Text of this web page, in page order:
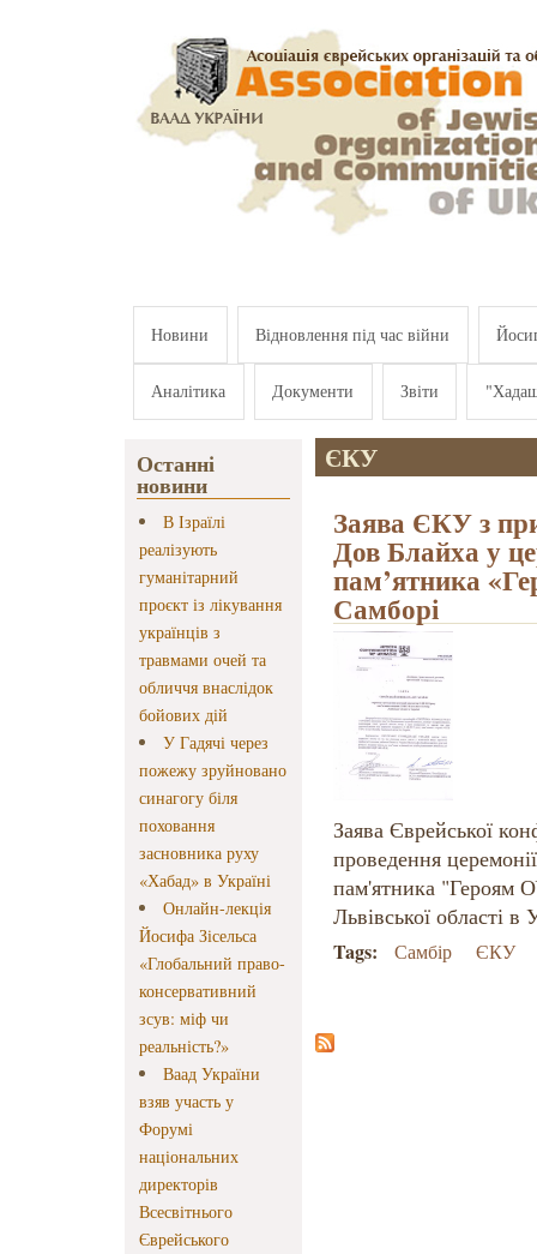
Новини Відновлення під час війни
Аналітика Документи Звіти
Останні
новини
В Ізраїлі
реалізують
гуманітарний
проєкт із лікування
українців з
травмами очей та
обличчя внаслідок
бойових дій
У Гадячі через
пожежу зруйновано
синагогу біля
поховання
засновника руху
«Хабад» в Україні
Онлайн-лекція
Йосифа Зісельса
«Глобальний право-
консервативний
зсув: міф чи
реальність?»
Ваад України
взяв участь у
Форумі
національних
директорів
Всесвітнього
Єврейського
ЄКУ
Заява ЄКУ з
Дов Блайха у
пам’ятника
Самборі
Заява Єврейської
проведення
пам'ятника "Героям
Львівської області в
Tags: Самбір ЄКУ